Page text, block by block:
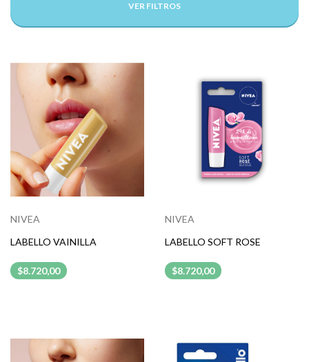
VER FILTROS
NIVEA
LABELLO VAINILLA
$8.720,00
NIVEA
LABELLO SOFT ROSE
$8.720,00